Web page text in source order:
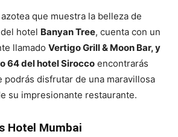
que muestra la belleza de
hotel Banyan Tree, cuenta con un
llamado Vertigo Grill & Moon Bar, y
64 del hotel Sirocco encontrarás
podrás disfrutar de una maravillosa
su impresionante restaurante.
Hotel Mumbai